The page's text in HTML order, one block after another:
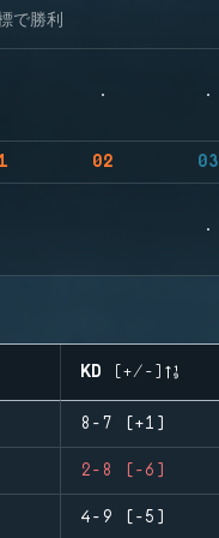
で勝利
02 03
KD (+/-)
8-7 (+1)
2-8 (-6)
4-9 (-5)